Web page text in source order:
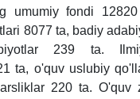
umumiy fondi
8077 ta, badiy
239 ta.
ta, o'quv uslubiy
220 ta. O'quv